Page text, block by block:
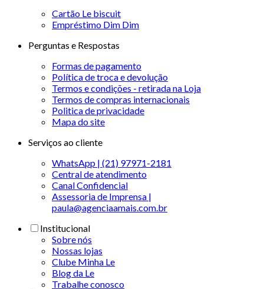
Cartão Le biscuit
Empréstimo Dim Dim
Perguntas e Respostas
Formas de pagamento
Política de troca e devolução
Termos e condições - retirada na Loja
Termos de compras internacionais
Politica de privacidade
Mapa do site
Serviços ao cliente
WhatsApp | (21) 97971-2181
Central de atendimento
Canal Confidencial
Assessoria de Imprensa |
paula@agenciaamais.com.br
Institucional
Sobre nós
Nossas lojas
Clube Minha Le
Blog da Le
Trabalhe conosco